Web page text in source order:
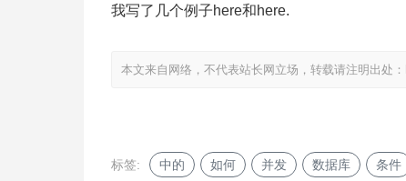
我写了几个例子here和here.
本文来自网络，不代表站长网立场，转载请注明出处：
标签: 中的 如何 并发 数据库 条件